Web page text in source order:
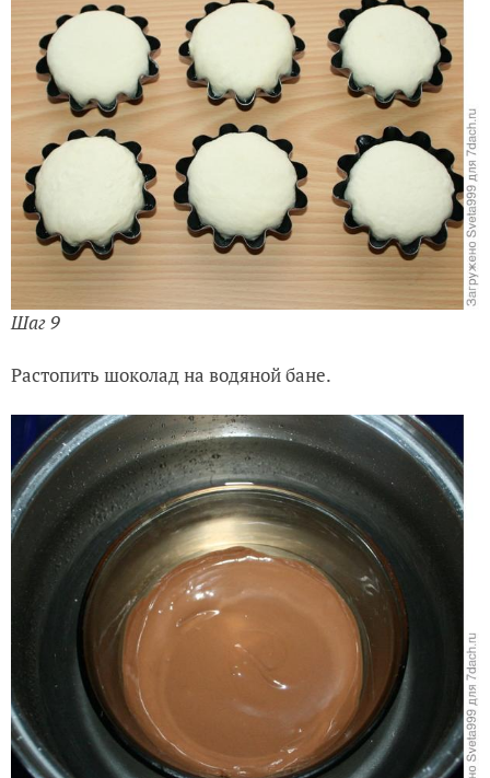
Шаг 9
Растопить шоколад на водяной бане.